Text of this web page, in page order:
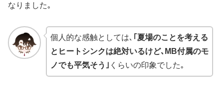
なりました｡
個人的な感触としては､ ｢夏場のことを考える
とヒートシンクは絶対いるけど､MB付属のモ
ノでも平気そう｣ くらいの印象でした｡